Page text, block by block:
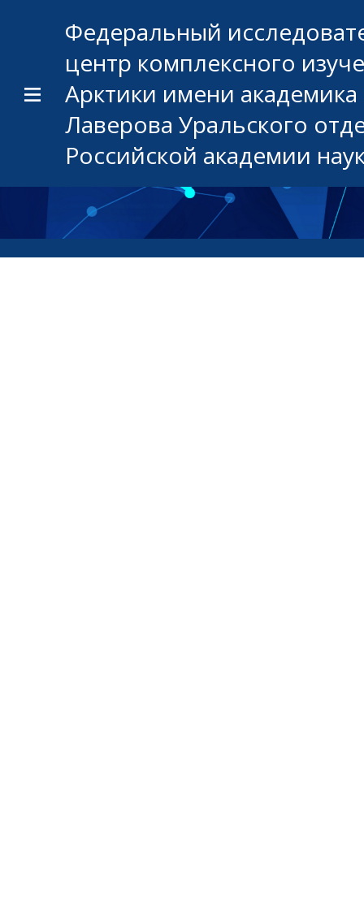
Федеральный
центр комплексного
Арктики имени
Лаверова Уральского
Российской академии